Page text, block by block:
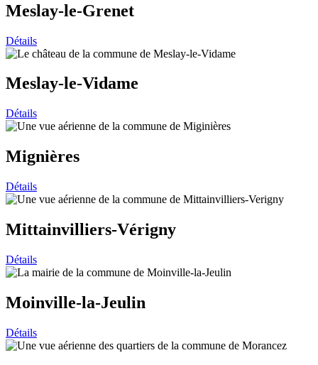
Meslay-le-Grenet
Détails
Meslay-le-Vidame
Détails
Mignières
Détails
Mittainvilliers-Vérigny
Détails
Moinville-la-Jeulin
Détails